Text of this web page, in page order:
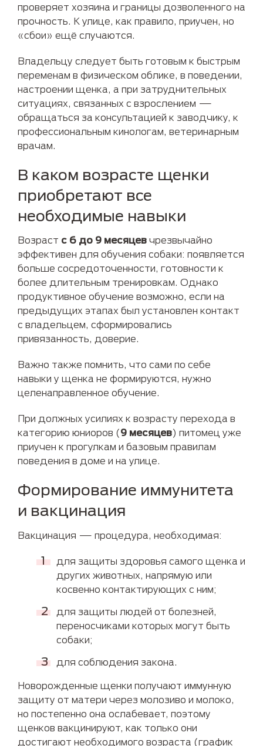
проверяет хозяина и границы дозволенного на
прочность. К улице, как правило, приучен, но
«сбои» ещё случаются.
Владельцу следует быть готовым к быстрым
переменам в физическом облике, в поведении,
настроении щенка, а при затруднительных
ситуациях, связанных с взрослением —
обращаться за консультацией к заводчику, к
профессиональным кинологам, ветеринарным
врачам.
В каком возрасте щенки
приобретают все
необходимые навыки
Возраст с 6 до 9 месяцев чрезвычайно
эффективен для обучения собаки: появляется
больше сосредоточенности, готовности к
более длительным тренировкам. Однако
продуктивное обучение возможно, если на
предыдущих этапах был установлен контакт
с владельцем, сформировались
привязанность, доверие.
Важно также помнить, что сами по себе
навыки у щенка не формируются, нужно
целенаправленное обучение.
При должных усилиях к возрасту перехода в
категорию юниоров (9 месяцев) питомец уже
приучен к прогулкам и базовым правилам
поведения в доме и на улице.
Формирование иммунитета
и вакцинация
Вакцинация — процедура, необходимая:
для защиты здоровья самого щенка и
других животных, напрямую или
косвенно контактирующих с ним;
для защиты людей от болезней,
переносчиками которых могут быть
собаки;
для соблюдения закона.
Новорожденные щенки получают иммунную
защиту от матери через молозиво и молоко,
но постепенно она ослабевает, поэтому
щенков вакцинируют, как только они
достигают необходимого возраста (график